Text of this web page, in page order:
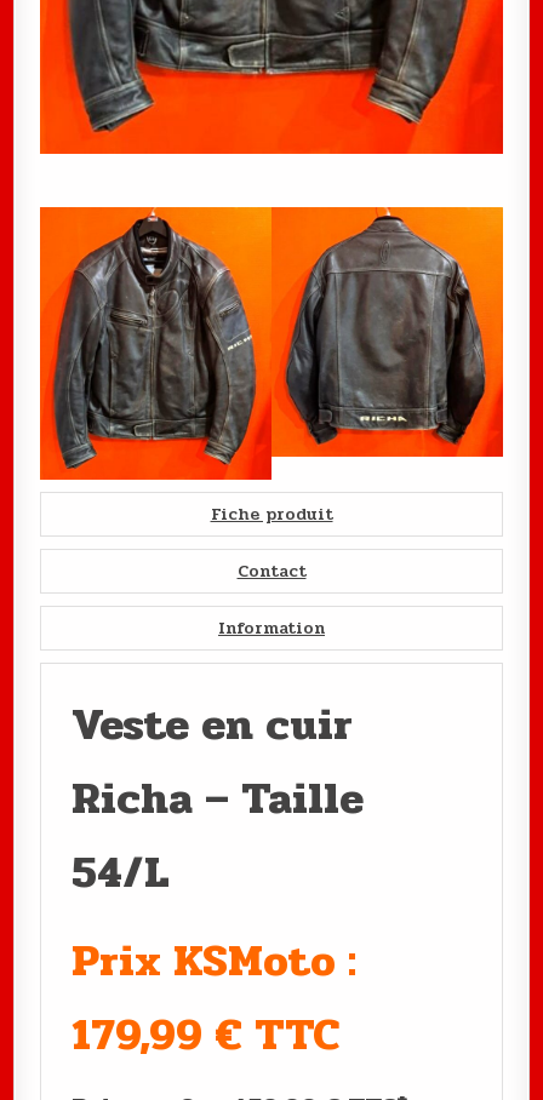
Fiche produit
Contact
Information
Veste en cuir
Richa – Taille
54/L
Prix KSMoto :
179,99 € TTC